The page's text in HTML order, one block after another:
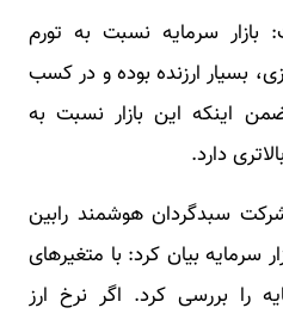
بازار سرمایه نسبت به تورم
بسیار ارزنده بوده و در کسب
اینکه این بازار نسبت به
دارد.
سبدگردان هوشمند رابین
بیان کرد: با متغیرهای
را بررسی کرد. اگر نرخ ارز